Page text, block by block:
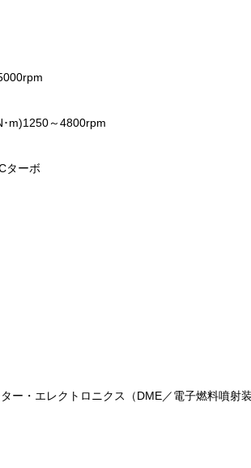
m)1250～4800rpm
ターボ
ー・エレクトロニクス（DME／電子燃料噴射